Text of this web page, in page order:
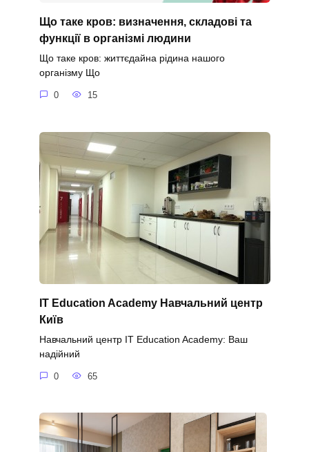
Що таке кров: визначення, складові та
функції в організмі людини
Що таке кров: життєдайна рідина нашого
організму Що
0 15
IT Education Academy Навчальний центр
Київ
Навчальний центр IT Education Academy: Ваш
надійний
0 65